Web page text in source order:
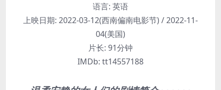
语言: 英语
上映日期: 2022-03-12(西南偏南电影节) / 2022-11-
04(美国)
片长: 91分钟
IMDb: tt14557188